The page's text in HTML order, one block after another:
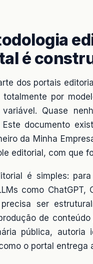
é
dos portais
totalmente por
variável. Quase
Este documento
da Minha
editorial, com que
é simples:
como ChatGPT,
precisa ser
de
pública, autoria
o portal entrega